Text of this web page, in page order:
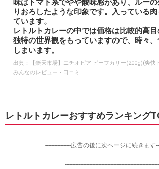
味はトマト系でやや酸味感があり、ルー
りおろしたような印象です。入っている
ています。
レトルトカレーの中では価格は比較的高目
独特の世界観をもっていますので、時々
しまいます。
出典：
【楽天市場】エチオピア ビーフカリー(200g)(
みんなのレビュー・口コミ
レトルトカレーおすすめランキング
-----------------広告の後に次ページに続きます